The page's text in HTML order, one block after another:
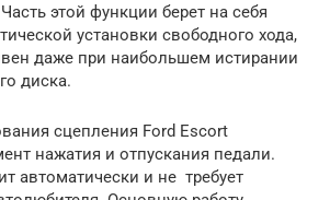
этой функции берет на себя
установки свободного хода,
даже при наибольшем истирании
диска.
сцепления Ford Escort
нажатия и отпускания педали.
автоматически и не требует